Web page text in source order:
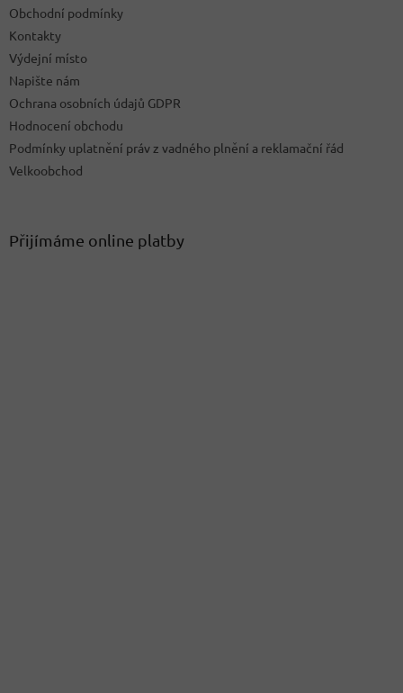
Obchodní podmínky
Kontakty
Výdejní místo
Napište nám
Ochrana osobních údajů GDPR
Hodnocení obchodu
Podmínky uplatnění práv z vadného plnění a reklamační řád
Velkoobchod
Přijímáme online platby